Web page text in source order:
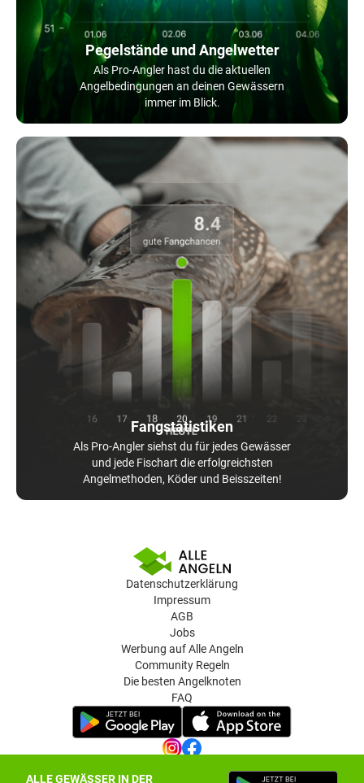
ALLE GEWÄSSER IN DER
Pegelstände und Angelwetter
Als Pro-Angler hast du die aktuellen
Angelbedingungen an deinen Gewässern
immer im Blick.
Fangstatistiken
Als Pro-Angler siehst du für jedes Gewässer
und jede Fischart die erfolgreichsten
Angelmethoden, Köder und Beisszeiten!
Datenschutzerklärung
Impressum
AGB
Jobs
Werbung auf Alle Angeln
Community Regeln
Die besten Angelknoten
FAQ